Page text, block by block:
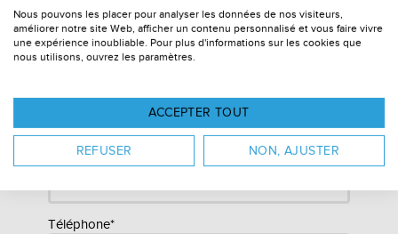
Nom*
Courriel*
Téléphone*
Nous pouvons les placer pour analyser les données de nos visiteurs,
améliorer notre site Web, afficher un contenu personnalisé et vous faire vivre
une expérience inoubliable. Pour plus d'informations sur les cookies que
nous utilisons, ouvrez les paramètres.
ACCEPTER TOUT
REFUSER NON, AJUSTER